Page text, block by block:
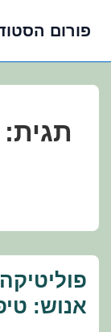
פורום
תגית:
אנוש: